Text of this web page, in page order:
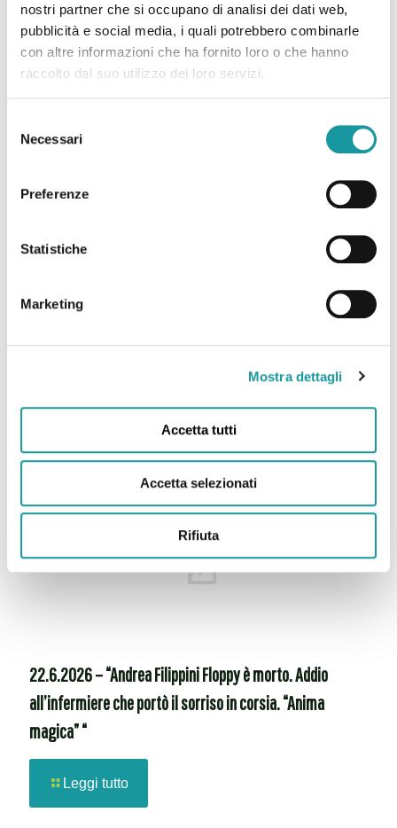
nostri partner che si occupano di analisi dei dati web,
pubblicità e social media, i quali potrebbero combinarle
con altre informazioni che ha fornito loro o che hanno
raccolto dal suo utilizzo dei loro servizi.
delNecessari
Preferenze
Statistiche
Marketing
Mostra dettagli
Accetta tutti
Accetta selezionati
Rifiuta
24.7.2026 – “Sarcomi infantili e cure L’Ageop in campo
contro le disparità “
che assieme ad Ageop ha portato ai più piccoli il teatro in
22.6.2026 – “Andrea Filippini Floppy è morto. Addio
all’infermiere che portò il sorriso in corsia. “Anima
magica” “
Leggi tutto